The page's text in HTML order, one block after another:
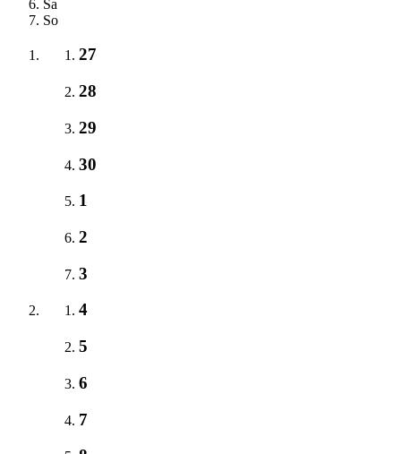
Sa
So
27
28
29
30
1
2
3
4
5
6
7